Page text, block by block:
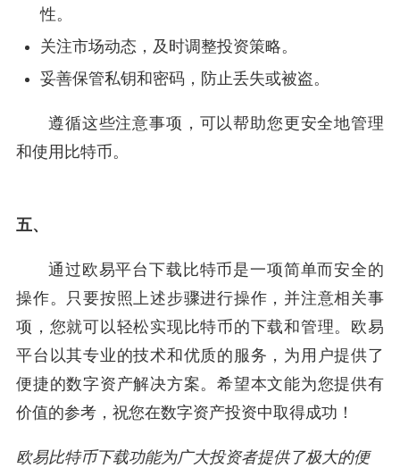
性。
关注市场动态，及时调整投资策略。
妥善保管私钥和密码，防止丢失或被盗。
遵循这些注意事项，可以帮助您更安全地管理
和使用比特币。
五、
通过欧易平台下载比特币是一项简单而安全的
操作。只要按照上述步骤进行操作，并注意相关事
项，您就可以轻松实现比特币的下载和管理。欧易
平台以其专业的技术和优质的服务，为用户提供了
便捷的数字资产解决方案。希望本文能为您提供有
价值的参考，祝您在数字资产投资中取得成功！
欧易比特币下载功能为广大投资者提供了极大的便